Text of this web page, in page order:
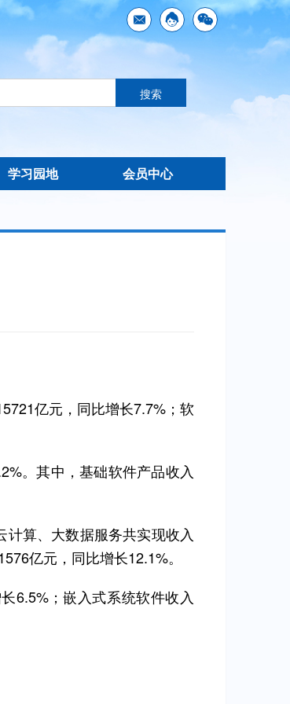
学习园地 会员中心
亿元，同比增长7.7%；软
。其中，基础软件产品收入
算、大数据服务共实现收入
亿元，同比增长12.1%。
6.5%；嵌入式系统软件收入